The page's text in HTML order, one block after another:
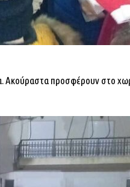
Ακούραστα προσφέρουν στο